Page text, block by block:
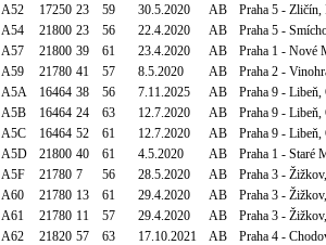
A52 17250 23 59 30.5.2020 AB
Praha 5 -
A54 21800 23 56 22.4.2020 AB
Praha 5 -
A57 21800 39 61 23.4.2020 AB
Praha 1 - Nové
A59 21780 41 57 8.5.2020 AB
Praha 2 -
A5A 16464 38 56 7.11.2025 AB
Praha 9 -
A5B 16464 24 63 12.7.2020 AB
Praha 9 -
A5C 16464 52 61 12.7.2020 AB
Praha 9 -
A5D 21800 40 61 4.5.2020 AB
Praha 1 - Staré
A5F 21780 7 56 28.5.2020 AB
Praha 3 -
A60 21780 13 61 29.4.2020 AB
Praha 3 -
A61 21780 11 57 29.4.2020 AB
Praha 3 -
A62 21820 57 63 17.10.2021 AB
Praha 4 -